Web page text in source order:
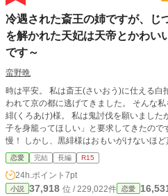
冷遇された斎王の姉ですが、じ
を解かれた天妃は天帝とかわい
です～
蛮野晩
時は平安。 私は斎王(さいおう)に仕える白
われて京の都に逃げてきました。 そんな
緋(くろあけ)様。 私は鬼討伐を願いましたが、黒緋様は叶える条件として「俺の
子を身籠ってほしい」と要求してきたのです。 なんという恥辱！ 屈辱
慢！ しかし、黒緋様はおもいがけないほど真剣でした。 彼は強い子どもが欲し
いと望んでいるのです。 私は迷いながらも
黒緋様の子どもを身籠ることを引き受けました。 そして満月の夜、黒
の赤ん坊が誕生しました。名は紫紺(しこん)。 こうして黒緋様と私と紫紺。
で暮らすことになったのです。 でもね、ここで予定外のことが……。 家族のよ
恋愛 完結 長編 R15
24h.ポイント 7pt
小説 37,918 位 / 229,022件 恋愛